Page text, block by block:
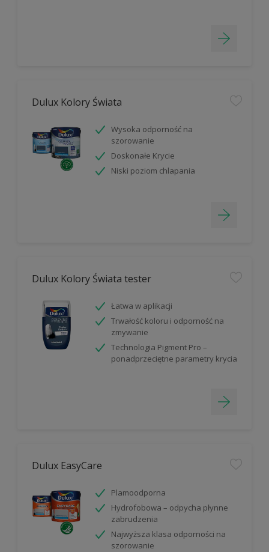
Dulux Kolory Świata
Wysoka odporność na
szorowanie
Doskonałe Krycie
Niski poziom chlapania
Dulux Kolory Świata tester
Łatwa w aplikacji
Trwałość koloru i odporność na
zmywanie
Technologia Pigment Pro –
ponadprzeciętne parametry krycia
Dulux EasyCare
Plamoodporna
Hydrofobowa – odpycha płynne
zabrudzenia
Najwyższa klasa odporności na
szorowanie